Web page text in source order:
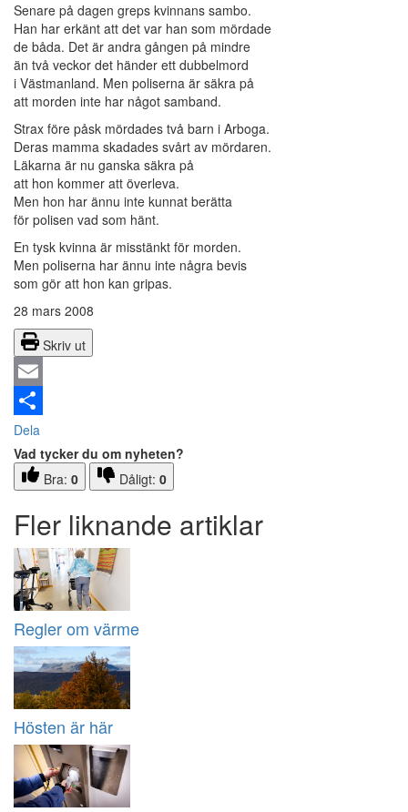
Senare på dagen greps kvinnans sambo.
Han har erkänt att det var han som mördade
de båda. Det är andra gången på mindre
än två veckor det händer ett dubbelmord
i Västmanland. Men poliserna är säkra på
att morden inte har något samband.
Strax före påsk mördades två barn i Arboga.
Deras mamma skadades svårt av mördaren.
Läkarna är nu ganska säkra på
att hon kommer att överleva.
Men hon har ännu inte kunnat berätta
för polisen vad som hänt.
En tysk kvinna är misstänkt för morden.
Men poliserna har ännu inte några bevis
som gör att hon kan gripas.
28 mars 2008
Skriv ut
Email
Dela
Vad tycker du om nyheten?
Bra: 0 Dåligt: 0
Fler liknande artiklar
Regler om värme
Hösten är här